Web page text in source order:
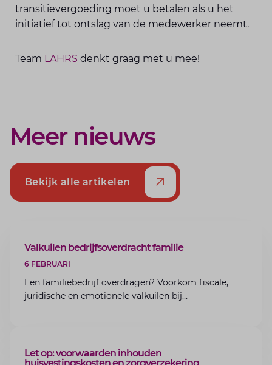
transitievergoeding moet u betalen als u het
initiatief tot ontslag van de medewerker neemt.
Team LAHRSdenkt graag met u mee!
Meer nieuws
Bekijk alle artikelen
ARTIKEL
Valkuilen bedrijfsoverdracht familie
6 FEBRUARI
Een familiebedrijf overdragen? Voorkom fiscale,
juridische en emotionele valkuilen bij
ARTIKEL
Let op: voorwaarden inhouden